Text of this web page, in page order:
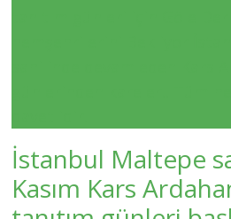
İstanbul Maltepe
Kasım Kars